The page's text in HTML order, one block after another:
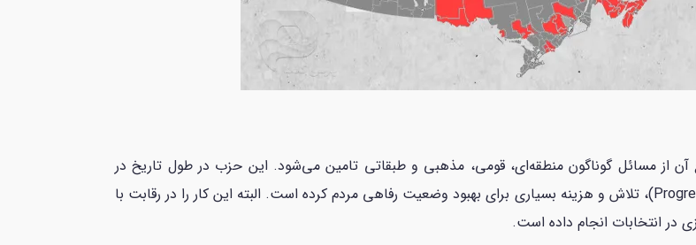
آن از مسائل گوناگون منطقه‌ای، قومی، مذهبی و طبقاتی تامین می‌شود. این حزب در طول تاریخ در
مقایسه با حزب محافظه کاران مترقی کانادا (Progressive Conservatives)، تلاش و هزینه بسیاری برای بهبود وضعیت رفاهی مردم کرده است. البته این کار را در رقابت با